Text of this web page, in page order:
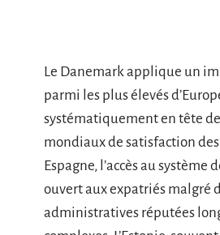
Le Danemark applique un
parmi les plus élevés
systématiquement en tête
mondiaux de satisfaction
Espagne, l’accès au système
ouvert aux expatriés malgré
administratives réputées